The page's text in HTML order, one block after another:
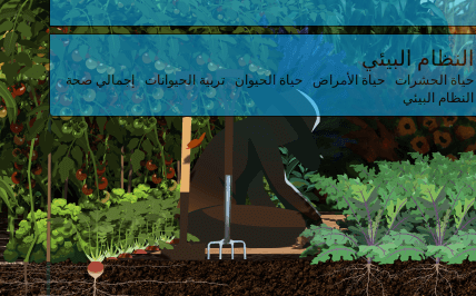
النظام البيئي
حياة الحشرات حياة الأمراض حياة الحيوان تربية الحيوانات إجمالي صحة
النظام البيئي